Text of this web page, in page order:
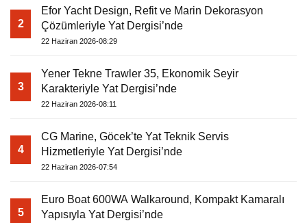
2
Efor Yacht Design, Refit ve Marin Dekorasyon
Çözümleriyle Yat Dergisi’nde
22 Haziran 2026-08:29
3
Yener Tekne Trawler 35, Ekonomik Seyir
Karakteriyle Yat Dergisi’nde
22 Haziran 2026-08:11
4
CG Marine, Göcek’te Yat Teknik Servis
Hizmetleriyle Yat Dergisi’nde
22 Haziran 2026-07:54
5
Euro Boat 600WA Walkaround, Kompakt Kamaralı
Yapısıyla Yat Dergisi’nde